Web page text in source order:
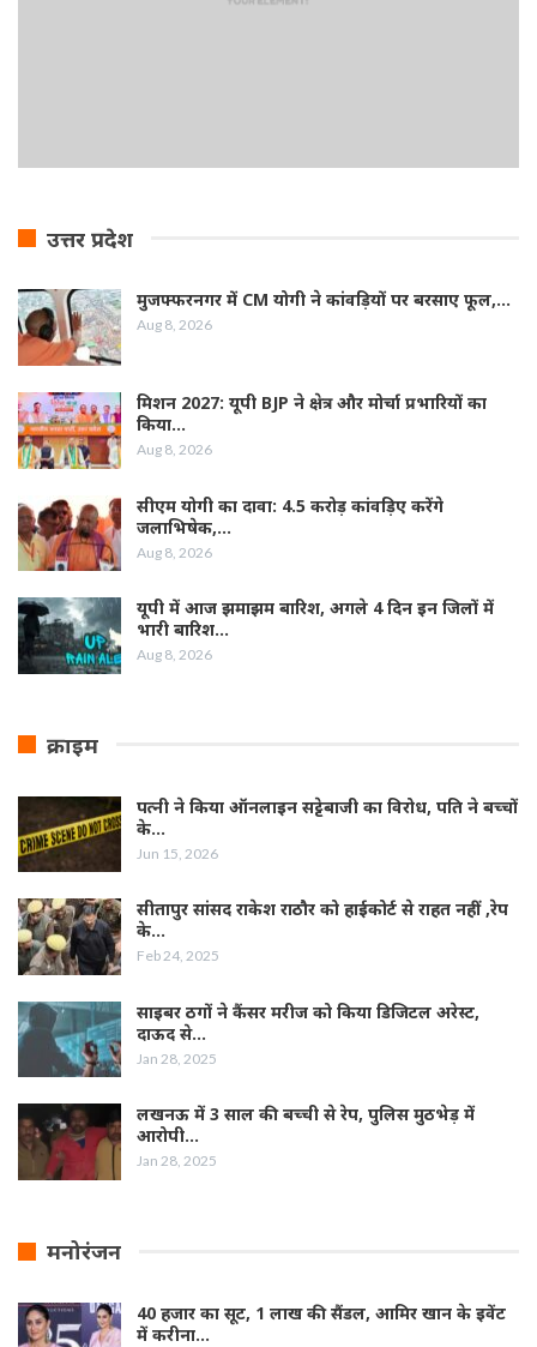
उत्तर प्रदेश
मुजफ्फरनगर में CM योगी ने कांवड़ियों पर बरसाए फूल,…
Aug 8, 2026
मिशन 2027: यूपी BJP ने क्षेत्र और मोर्चा प्रभारियों का
किया…
Aug 8, 2026
सीएम योगी का दावा: 4.5 करोड़ कांवड़िए करेंगे
जलाभिषेक,…
Aug 8, 2026
यूपी में आज झमाझम बारिश, अगले 4 दिन इन जिलों में
भारी बारिश…
Aug 8, 2026
क्राइम
पत्नी ने किया ऑनलाइन सट्टेबाजी का विरोध, पति ने बच्चों
के…
Jun 15, 2026
सीतापुर सांसद राकेश राठौर को हाईकोर्ट से राहत नहीं ,रेप
के…
Feb 24, 2025
साइबर ठगों ने कैंसर मरीज को किया डिजिटल अरेस्ट,
दाऊद से…
Jan 28, 2025
लखनऊ में 3 साल की बच्ची से रेप, पुलिस मुठभेड़ में
आरोपी…
Jan 28, 2025
मनोरंजन
40 हजार का सूट, 1 लाख की सैंडल, आमिर खान के इवेंट
में करीना…